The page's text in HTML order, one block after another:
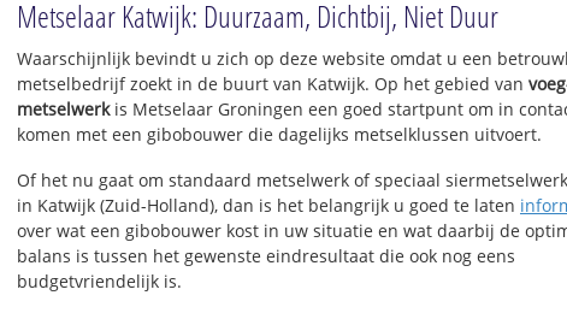
Zuidduinen
Zanderij Westerbaan
De Mient en Kooltuin
t Heen
t Heen-Zuid
Metselaar Katwijk: Duurzaam, Dichtbij, Niet Duur
Waarschijnlijk bevindt u zich op deze website omdat u een
metselbedrijf zoekt in de buurt van Katwijk. Op het gebied van
metselwerkis Metselaar Groningen een goed startpunt om in
komen met een gibobouwer die dagelijks metselklussen uitvoert.
Of het nu gaat om standaard metselwerk of speciaal siermetselwerk
in Katwijk (Zuid-Holland), dan is het belangrijk u goed te laten
over wat een gibobouwer kost in uw situatie en wat daarbij de
balans is tussen het gewenste eindresultaat die ook nog eens
budgetvriendelijk is.